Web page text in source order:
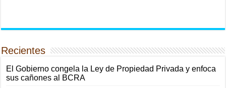
Recientes
El Gobierno congela la Ley de Propiedad Privada y enfoca
sus cañones al BCRA